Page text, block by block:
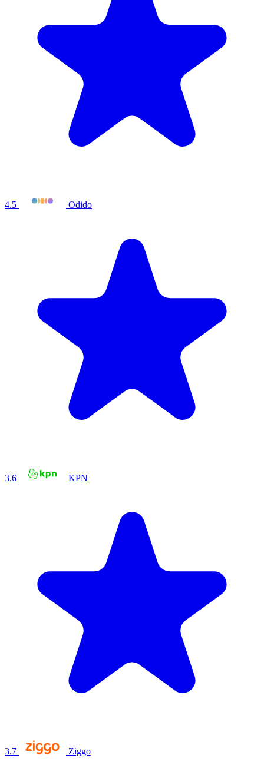
4.5 Odido
3.6 KPN
3.7 Ziggo